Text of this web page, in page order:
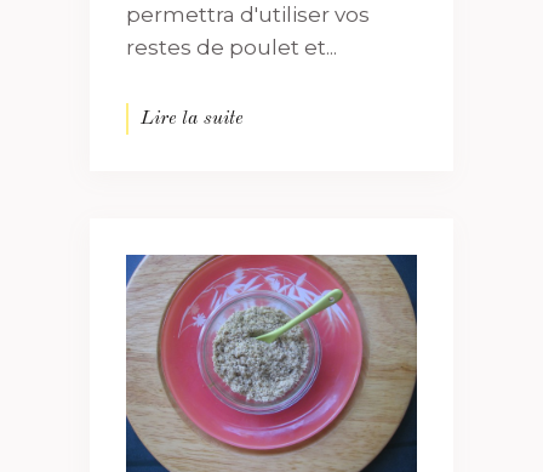
permettra d'utiliser vos
restes de poulet et...
Lire la suite